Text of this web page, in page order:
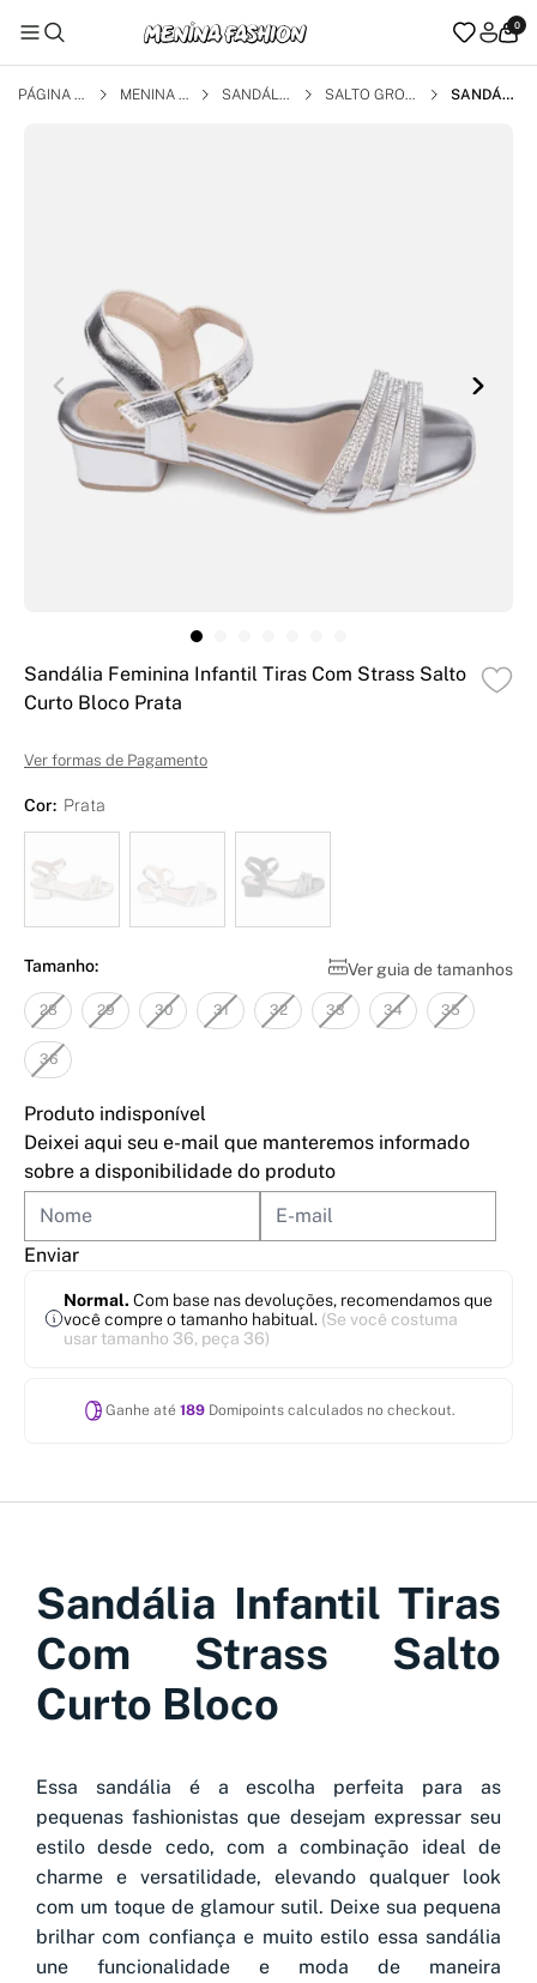
0
PÁGINA I
MENINA F
SANDÁLI
SALTO GROS
SANDÁLI
Sandália Feminina Infantil Tiras Com Strass Salto
Curto Bloco Prata
Ver formas de Pagamento
Cor: Prata
Ver guia de tamanhos
Tamanho:
28 29 30 31 32 33 34 35
36
Produto indisponível
Deixei aqui seu e-mail que manteremos informado
sobre a disponibilidade do produto
Enviar
Normal. Com base nas devoluções, recomendamos que
você compre o tamanho habitual. (Se você costuma
usar tamanho 36, peça 36)
Ganhe até 189 Domipoints calculados no checkout.
Sandália Infantil Tiras
Com Strass Salto
Curto Bloco
Essa sandália é a escolha perfeita para as
pequenas fashionistas que desejam expressar seu
estilo desde cedo, com a combinação ideal de
charme e versatilidade, elevando qualquer look
com um toque de glamour sutil. Deixe sua pequena
brilhar com confiança e muito estilo essa sandália
une funcionalidade e moda de maneira